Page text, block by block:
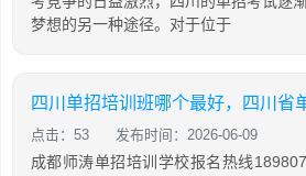
梦想的另一种途径。对于位于
四川单招培训班哪个最好，四川省
点击：53 发布时间：2026-06-09
成都师涛单招培训学校报名热线